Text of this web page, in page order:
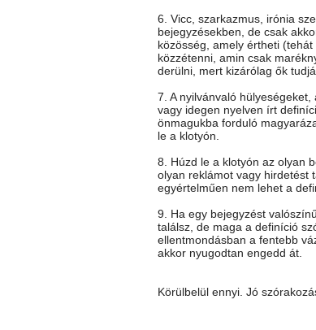
6. Vicc, szarkazmus, irónia
bejegyzésekben, de csak
közösség, amely értheti
közzétenni, amin csak
derülni, mert kizárólag ők
7. A nyilvánvaló
vagy idegen nyelven írt
önmagukba forduló
le a klotyón.
8. Húzd le a klotyón az olyan
olyan reklámot vagy hirdetést
egyértelműen nem lehet a
9. Ha egy bejegyzést
találsz, de maga a definíció
ellentmondásban a fentebb
akkor nyugodtan engedd át.
Körülbelül ennyi. Jó